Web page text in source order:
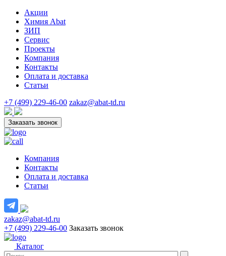
Акции
Химия Abat
ЗИП
Сервис
Проекты
Компания
Контакты
Оплата и доставка
Статьи
+7 (499) 229-46-00 zakaz@abat-td.ru
Заказать звонок
Компания
Контакты
Оплата и доставка
Статьи
zakaz@abat-td.ru
+7 (499) 229-46-00 Заказать звонок
Каталог